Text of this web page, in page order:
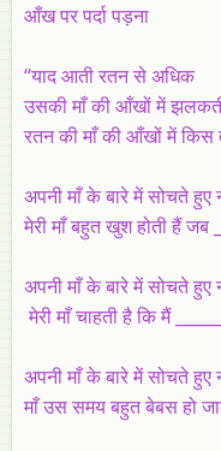
आँख पर पर्दा पड़ना
“याद आती रतन से अधिक
उसकी माँ की आँखों में
रतन की माँ की आँखों में किस
अपनी माँ के बारे में सोचते हुए
मेरी माँ बहुत खुश होती हैं जब
अपनी माँ के बारे में सोचते हुए
मेरी माँ चाहती है कि मैं ______
अपनी माँ के बारे में सोचते हुए
माँ उस समय बहुत बेबस हो